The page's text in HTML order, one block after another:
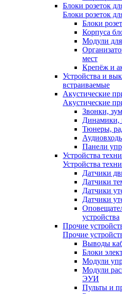
Блоки розеток
Блоки розеток
Блоки
Корпуса
Модули для
мест
Крепёж и
Устройства и
встраиваемые
Акустические
Акустические
Звонки,
Динамики,
Тюнеры,
Панели
Устройства
Устройства
Датчики
Датчики
Датчики
Датчики
устройства
Прочие
Прочие
Выводы
Блоки
Модули
Модули
ЭУИ
Пульты и